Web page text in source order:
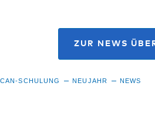
ZUR NEWS
CAN-SCHULUNG NEUJAHR NEWS